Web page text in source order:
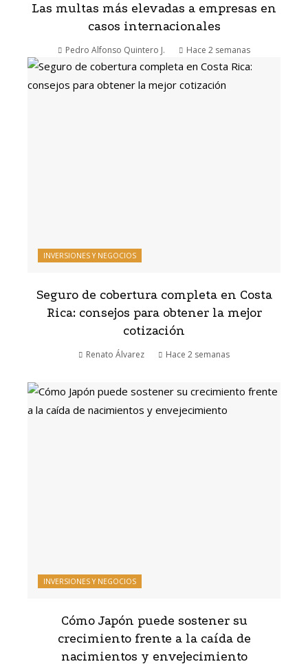
Las multas más elevadas a empresas en
casos internacionales
Pedro Alfonso Quintero J. Hace 2 semanas
INVERSIONES Y NEGOCIOS
Seguro de cobertura completa en Costa
Rica: consejos para obtener la mejor
cotización
Renato Álvarez Hace 2 semanas
INVERSIONES Y NEGOCIOS
Cómo Japón puede sostener su
crecimiento frente a la caída de
nacimientos y envejecimiento